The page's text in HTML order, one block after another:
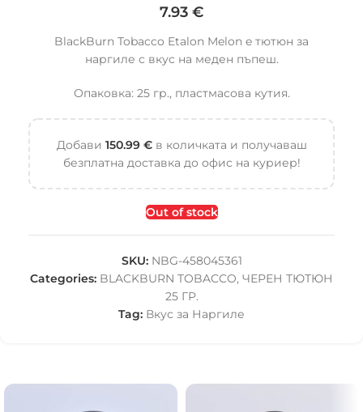
7.93 €
BlackBurn Tobacco Etalon Melon e тютюн за
наргиле с вкус нa меден пъпеш.
Опаковка: 25 гр., пластмасова кутия.
Добави 150.99 €в количката и получаваш
безплатна доставка до офис на куриер!
Out of stock
SKU: NBG-458045361
Categories: BLACKBURN TOBACCO, ЧЕРЕН ТЮТЮН
25 ГР.
Tag: Вкус за Наргиле